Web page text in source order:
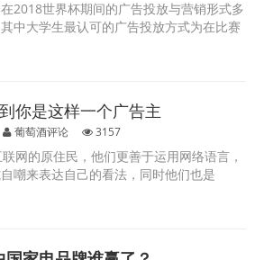
2018世界杯期间的广告投放与营销形式多
中大学生最认可的广告投放方式为在比赛
你是这样一个广告主
葡萄酒评论 3157
网的原住民，他们更善于运用网络语言，
嘲来表达自己的看法，同时他们也是